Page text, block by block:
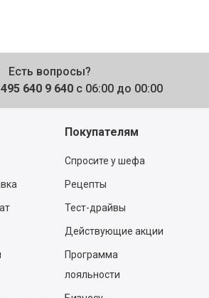
Есть вопросы?
640 9 640 с 06:00 до 00:00
Покупателям
Спросите у шефа
Рецепты
Тест-драйвы
Действующие акции
Программа
лояльности